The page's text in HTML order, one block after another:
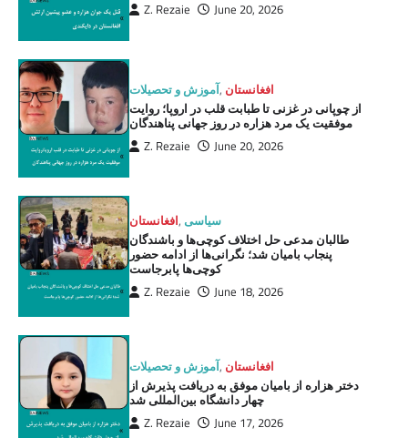
Z. Rezaie June 20, 2026
آموزش و تحصیلات, افغانستان
از چوپانی در غزنی تا طبابت قلب در اروپا؛ روایت
موفقیت یک مرد هزاره در روز جهانی پناهندگان
Z. Rezaie June 20, 2026
افغانستان,سیاسی
طالبان مدعی حل اختلاف کوچی‌ها و باشندگان
پنجاب بامیان شد؛ نگرانی‌ها از ادامه حضور
کوچی‌ها پابرجاست
Z. Rezaie June 18, 2026
آموزش و تحصیلات, افغانستان
دختر هزاره از بامیان موفق به دریافت پذیرش از
چهار دانشگاه بین‌المللی شد
Z. Rezaie June 17, 2026